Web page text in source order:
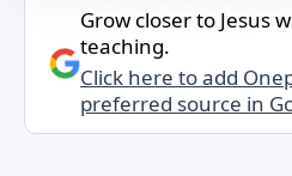
Grow closer to Jesus
teaching.
Click here to add
preferred source in